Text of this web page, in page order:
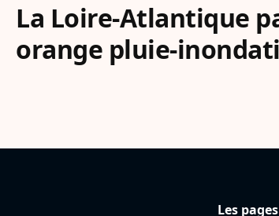
La Loire-Atlantique
orange pluie-
Les